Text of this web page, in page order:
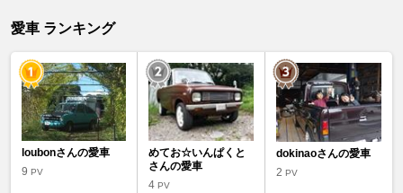
愛車 ランキング
loubonさんの愛車
9 PV
めてお☆いんぱくと
さんの愛車
4PV
dokinaoさんの愛車
2 PV